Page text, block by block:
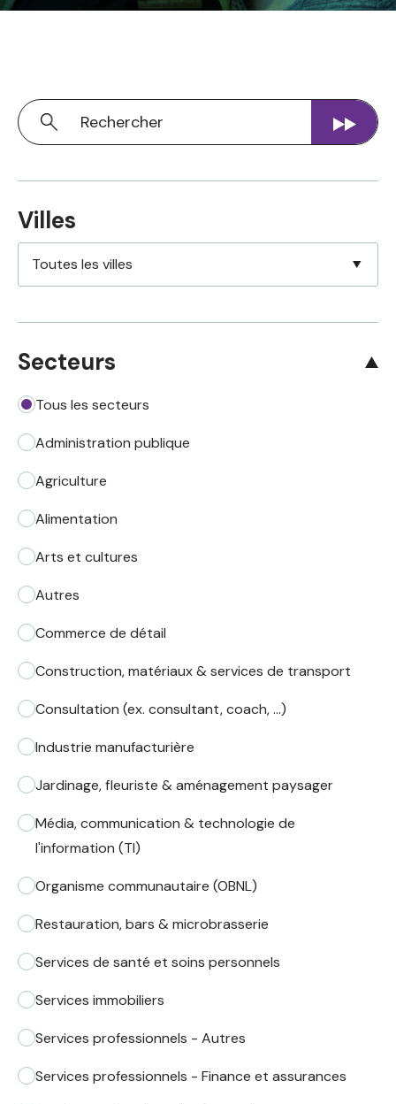
Villes
Secteurs
Tous les secteurs
Administration publique
Agriculture
Alimentation
Arts et cultures
Autres
Commerce de détail
Construction, matériaux & services de transport
Consultation (ex. consultant, coach, ...)
Industrie manufacturière
Jardinage, fleuriste & aménagement paysager
Média, communication & technologie de
l'information (TI)
Organisme communautaire (OBNL)
Restauration, bars & microbrasserie
Services de santé et soins personnels
Services immobiliers
Services professionnels - Autres
Services professionnels - Finance et assurances